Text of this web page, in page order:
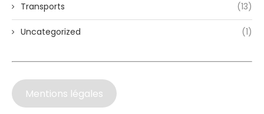
Transports (13)
Uncategorized (1)
Mentions légales